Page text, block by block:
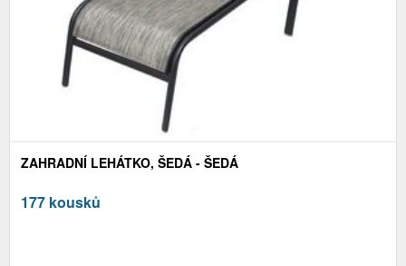
ZAHRADNÍ LEHÁTKO, ŠEDÁ - ŠEDÁ
177 kousků